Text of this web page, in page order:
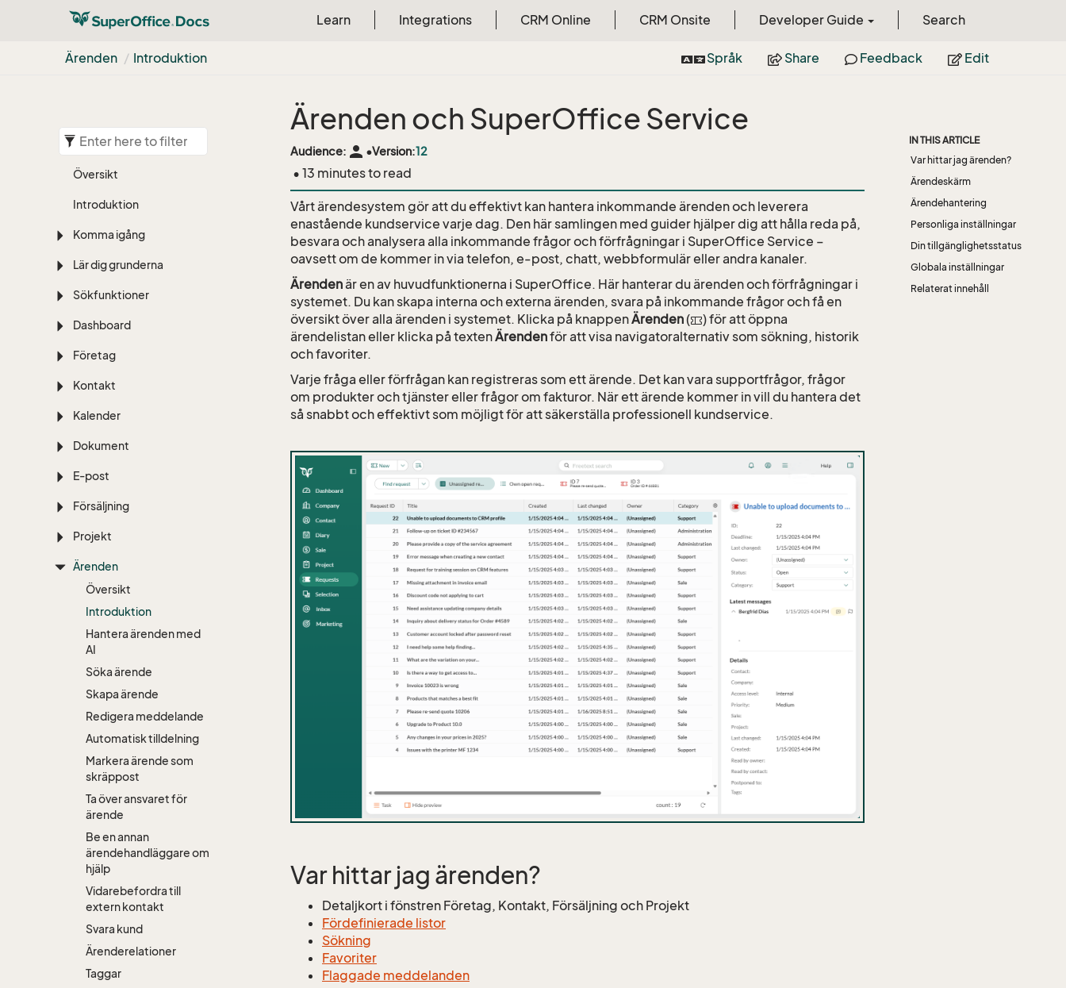
Learn Integrations CRM Online CRM Onsite Developer Guide Search
Ärenden Introduktion Språk Share Feedback Edit
Översikt
Introduktion
Komma igång
Lär dig grunderna
Sökfunktioner
Dashboard
Företag
Kontakt
Kalender
Dokument
E-post
Försäljning
Projekt
Ärenden
Översikt
Introduktion
Hantera ärenden med
AI
Söka ärende
Skapa ärende
Redigera meddelande
Automatisk tilldelning
Markera ärende som
skräppost
Ta över ansvaret för
ärende
Be en annan
ärendehandläggare om
hjälp
Vidarebefordra till
extern kontakt
Svara kund
Ärenderelationer
Taggar
Ärenden och SuperOffice Service
Audience: person •Version:12
• 13 minutes to read
Vårt ärendesystem gör att du effektivt kan hantera inkommande ärenden och leverera
enastående kundservice varje dag. Den här samlingen med guider hjälper dig att hålla reda på,
besvara och analysera alla inkommande frågor och förfrågningar i SuperOffice Service –
oavsett om de kommer in via telefon, e-post, chatt, webbformulär eller andra kanaler.
Ärendenär en av huvudfunktionerna i SuperOffice. Här hanterar du ärenden och förfrågningar i
systemet. Du kan skapa interna och externa ärenden, svara på inkommande frågor och få en
översikt över alla ärenden i systemet. Klicka på knappenÄrenden(
) för att öppna
ärendelistan eller klicka på textenÄrendenför att visa navigatoralternativ som sökning, historik
och favoriter.
Varje fråga eller förfrågan kan registreras som ett ärende. Det kan vara supportfrågor, frågor
om produkter och tjänster eller frågor om fakturor. När ett ärende kommer in vill du hantera det
så snabbt och effektivt som möjligt för att säkerställa professionell kundservice.
Var hittar jag ärenden?
Detaljkort i fönstren Företag, Kontakt, Försäljning och Projekt
Fördefinierade listor
Sökning
Favoriter
Flaggade meddelanden
IN THIS ARTICLE
Var hittar jag ärenden?
Ärendeskärm
Ärendehantering
Personliga inställningar
Din tillgänglighetsstatus
Globala inställningar
Relaterat innehåll